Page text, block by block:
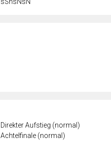
Direkter Aufstieg (normal)
Achtelfinale (normal)